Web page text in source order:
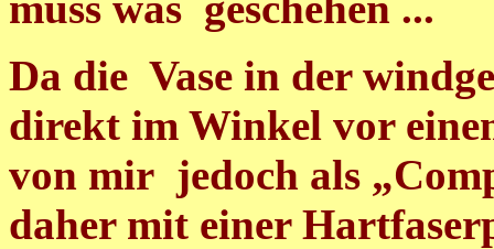
Da die Vase in der
direkt im Winkel vor
von mir jedoch als
daher mit einer